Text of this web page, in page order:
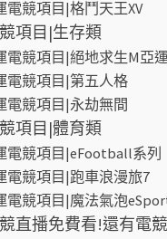
電競項目|格鬥天王XV
項目|生存類
電競項目|絕地求生M亞
電競項目|第五人格
電競項目|永劫無間
項目|體育類
電競項目|eFootball系列
電競項目|跑車浪漫旅7
電競項目|魔法氣泡
直播免費看!還有電